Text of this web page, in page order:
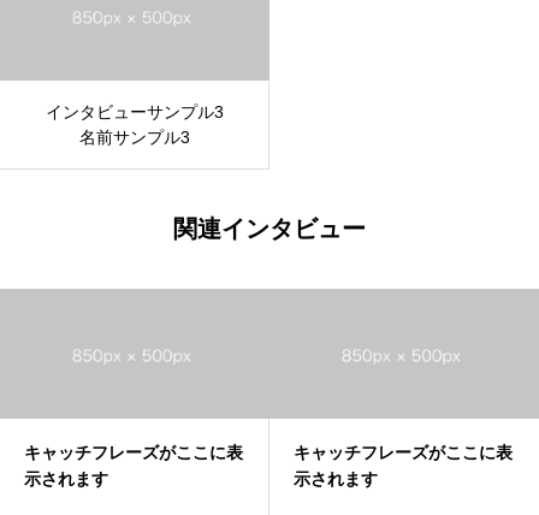
インタビューサンプル3
名前サンプル3
関連インタビュー
キャッチフレーズがここに表
示されます
キャッチフレーズがここに表
示されます